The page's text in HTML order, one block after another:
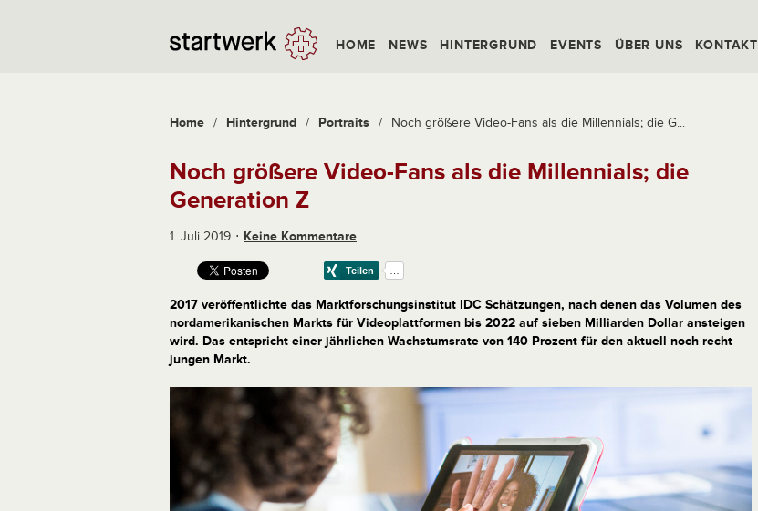
HOME NEWS HINTERGRUND EVENTS ÜBER UNS KONTAKT
Home / Hintergrund / Portraits / Noch größere Video-Fans als die Millennials; die G...
Noch größere Video-Fans als die Millennials; die
Generation Z
1. Juli 2019 Keine Kommentare
2017 veröffentlichte das Marktforschungsinstitut IDC Schätzungen, nach denen das Volumen des
nordamerikanischen Markts für Videoplattformen bis 2022 auf sieben Milliarden Dollar ansteigen
wird. Das entspricht einer jährlichen Wachstumsrate von 140 Prozent für den aktuell noch recht
jungen Markt.